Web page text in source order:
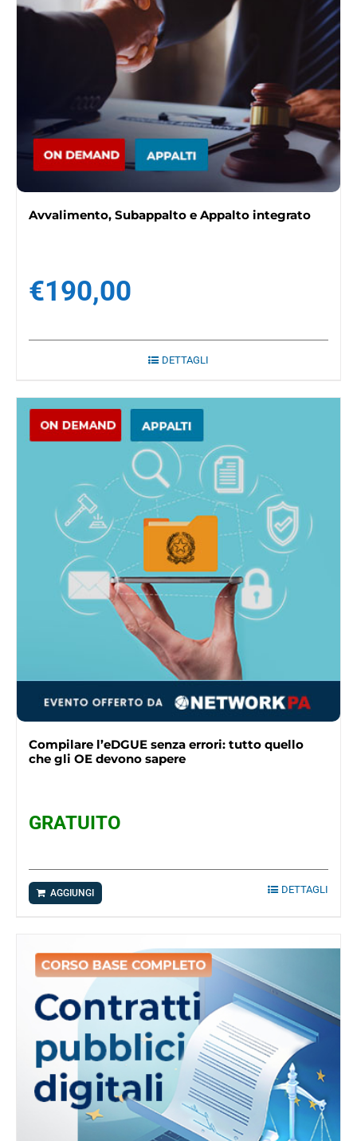
Avvalimento, Subappalto e Appalto integrato
€190,00
DETTAGLI
Compilare l’eDGUE senza errori: tutto quello
che gli OE devono sapere
GRATUITO
AGGIUNGI DETTAGLI